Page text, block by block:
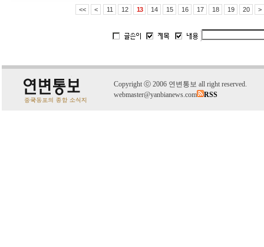
<< < 11 12 13 14 15 16 17 18 19 20 >
Copyright ⓒ 2006 연변통보 all right reserved.
webmaster@yanbianews.com
RSS